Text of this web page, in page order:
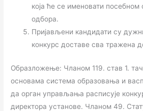
која ће се именовати
одбора.
Пријављени кандидати су
конкурс доставе сва тражена
Образложење: Чланом 119. став 1.
основама система образовања и
да орган управљања расписује
директора установе. Чланом 49.